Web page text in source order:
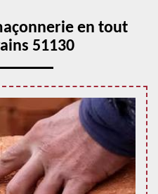
en tout
51130